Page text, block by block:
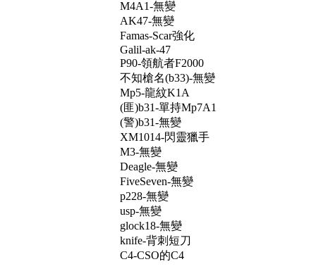
M4A1-無變
AK47-無變
Famas-Scar強化
Galil-ak-47
P90-領航者F2000
不知槍名(b33)-無變
Mp5-龍紋K1A
(匪)b31-單持Mp7A1
(警)b31-無變
XM1014-閃靈獵手
M3-無變
Deagle-無變
FiveSeven-無變
p228-無變
usp-無變
glock18-無變
knife-背刺短刀
C4-CSO的C4